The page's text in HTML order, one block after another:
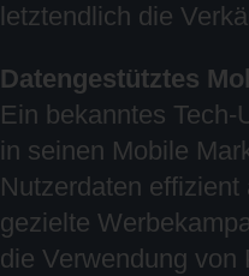
letztendlich die
Datengestütztes
Ein bekanntes
in seinen Mobile
Nutzerdaten
gezielte
die Verwendung von